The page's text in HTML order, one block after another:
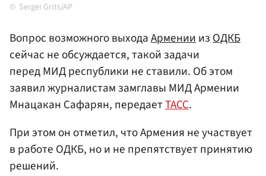
Sergei Grits/AP
Вопрос возможного выходаАрменииизОДКБ
сейчас не обсуждается, такой задачи
перед МИД республики не ставили. Об этом
заявил журналистам замглавы МИД Армении
Мнацакан Сафарян, передаетТАСС.
При этом он отметил, что Армения не участвует
в работе ОДКБ, но и не препятствует принятию
решений.